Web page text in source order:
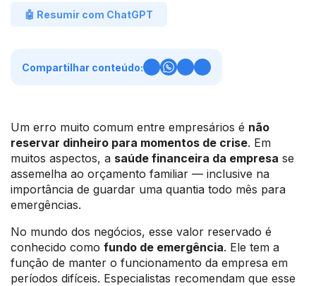
🤖 Resumir com ChatGPT
Compartilhar conteúdo:
Um erro muito comum entre empresários é não
reservar dinheiro para momentos de crise. Em
muitos aspectos, a saúde financeira da empresa se
assemelha ao orçamento familiar — inclusive na
importância de guardar uma quantia todo mês para
emergências.
No mundo dos negócios, esse valor reservado é
conhecido como fundo de emergência. Ele tem a
função de manter o funcionamento da empresa em
períodos difíceis. Especialistas recomendam que esse